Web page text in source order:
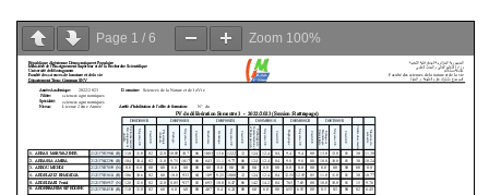
Page 1 / 6 Zoom 100%